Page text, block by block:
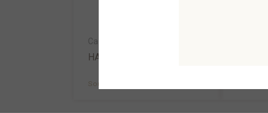
Café & cakes
HARBS
South AreaB1F